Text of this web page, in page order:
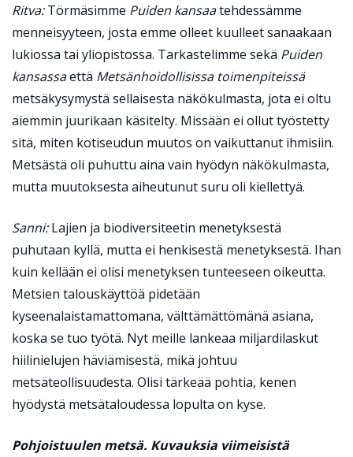
Ritva:Törmäsimme Puiden kansaatehdessämme
menneisyyteen, josta emme olleet kuulleet sanaakaan
lukiossa tai yliopistossa. Tarkastelimme sekä Puiden
kansassaettä Metsänhoidollisissa toimenpiteissä
metsäkysymystä sellaisesta näkökulmasta, jota ei oltu
aiemmin juurikaan käsitelty. Missään ei ollut työstetty
sitä, miten kotiseudun muutos on vaikuttanut ihmisiin.
Metsästä oli puhuttu aina vain hyödyn näkökulmasta,
mutta muutoksesta aiheutunut suru oli kiellettyä.
Sanni:Lajien ja biodiversiteetin menetyksestä
puhutaan kyllä, mutta ei henkisestä menetyksestä. Ihan
kuin kellään ei olisi menetyksen tunteeseen oikeutta.
Metsien talouskäyttöä pidetään
kyseenalaistamattomana, välttämättömänä asiana,
koska se tuo työtä. Nyt meille lankeaa miljardilaskut
hiilinielujen häviämisestä, mikä johtuu
metsäteollisuudesta. Olisi tärkeää pohtia, kenen
hyödystä metsätaloudessa lopulta on kyse.
Pohjoistuulen metsä. Kuvauksia viimeisistä